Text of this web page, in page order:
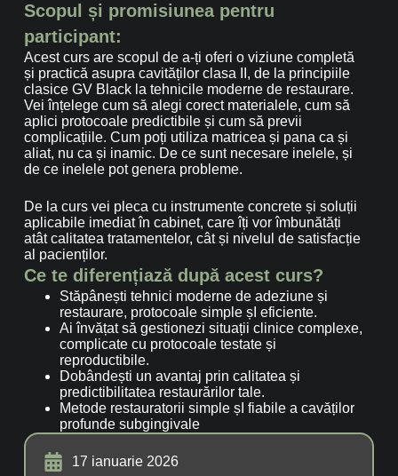
Scopul și promisiunea pentru
participant:
Acest curs are scopul de a-ți oferi o viziune completă
și practică asupra cavităților clasa II, de la principiile
clasice GV Black la tehnicile moderne de restaurare.
Vei înțelege cum să alegi corect materialele, cum să
aplici protocoale predictibile și cum să previi
complicațiile. Cum poți utiliza matricea și pana ca și
aliat, nu ca și inamic. De ce sunt necesare inelele, și
de ce inelele pot genera probleme.
De la curs vei pleca cu instrumente concrete și soluții
aplicabile imediat în cabinet, care îți vor îmbunătăți
atât calitatea tratamentelor, cât și nivelul de satisfacție
al pacienților.
Ce te diferențiază după acest curs?
Stăpânești tehnici moderne de adeziune și
restaurare, protocoale simple șI eficiente.
Ai învățat să gestionezi situații clinice complexe,
complicate cu protocoale testate și
reproductibile.
Dobândești un avantaj prin calitatea și
predictibilitatea restaurărilor tale.
Metode restauratorii simple șI fiabile a cavăților
profunde subgingivale
17 ianuarie 2026